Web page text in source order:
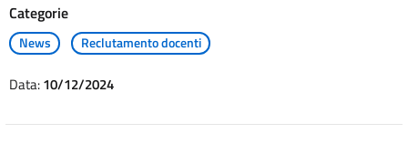
Categorie
News Reclutamento docenti
Data:10/12/2024